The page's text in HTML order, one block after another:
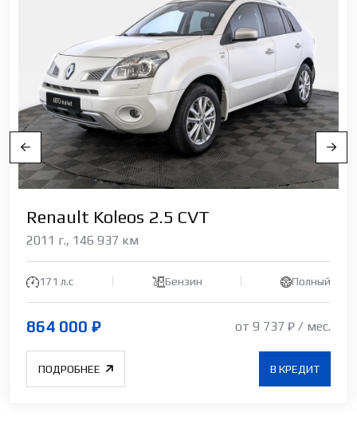
Renault Koleos 2.5 CVT
2011 г., 146 937 км
171 л.с Бензин Полный
864 000 ₽ от 9 737 ₽ / мес.
ПОДРОБНЕЕ В КРЕДИТ